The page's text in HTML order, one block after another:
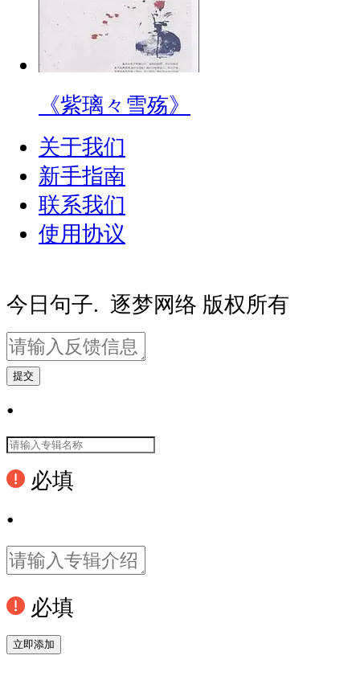
《紫璃々雪殇》
关于我们
新手指南
联系我们
使用协议
今日句子. 逐梦网络 版权所有
提交
•
必填
•
必填
立即添加